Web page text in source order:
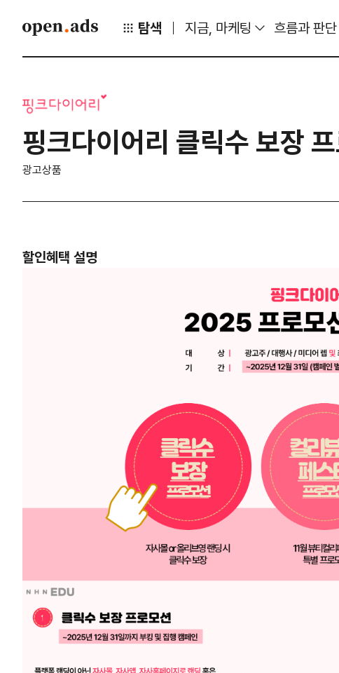
탐색 지금, 마케팅 흐름과 판단
핑크다이어리 클릭수 보장
광고상품
할인혜택 설명